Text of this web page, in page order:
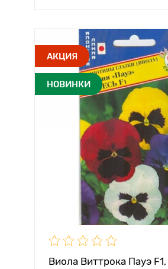
АКЦИЯ
НОВИНКИ
Виола Виттрока Пауэ